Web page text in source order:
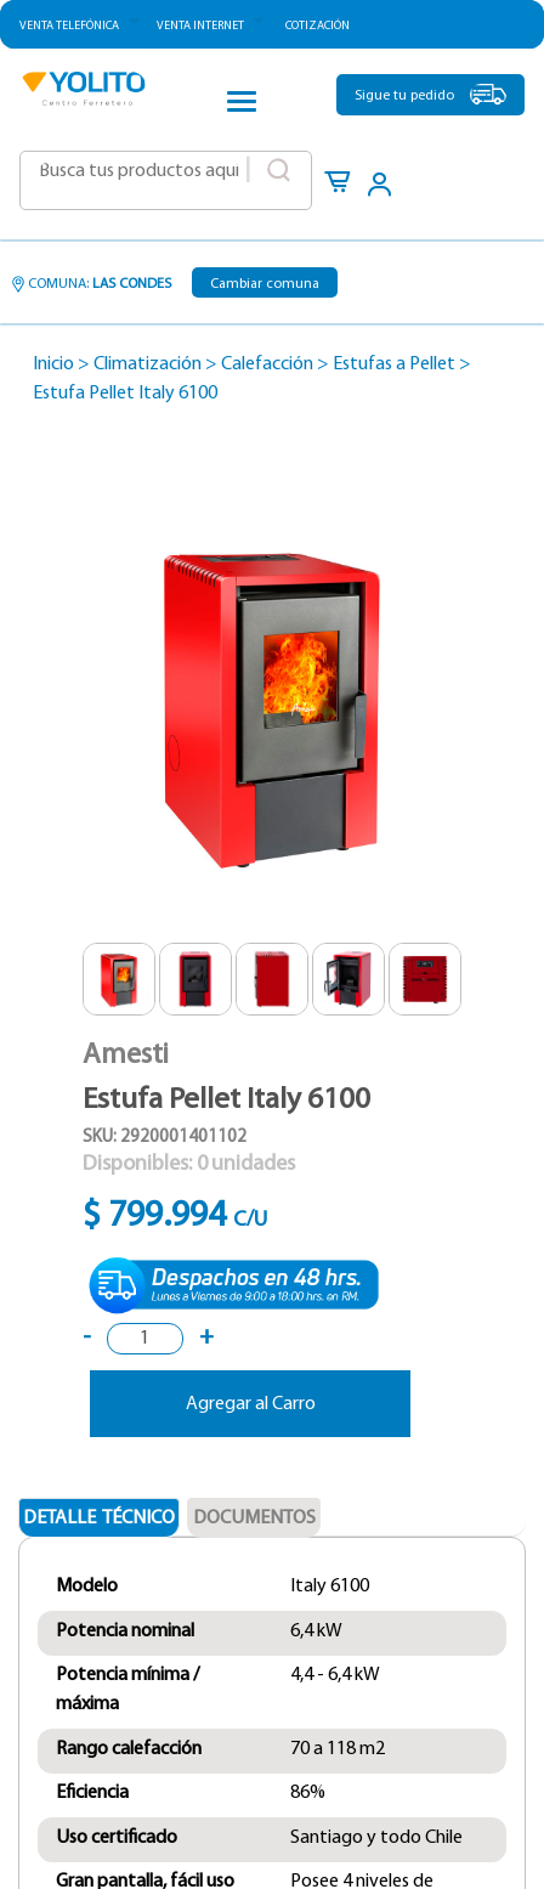
VENTA TELEFÓNICA VENTA INTERNET COTIZACIÓN
CATEGORÍAS
Sigue tu pedido
COMUNA: LAS CONDES Cambiar comuna
Inicio > Climatización > Calefacción > Estufas a Pellet >
Estufa Pellet Italy 6100
Amesti
Estufa Pellet Italy 6100
SKU: 2920001401102
Disponibles: 0unidades
$ 799.994 C/U
- +
Agregar al Carro
DETALLE TÉCNICO DOCUMENTOS
Modelo Italy 6100
Potencia nominal 6,4 kW
Potencia mínima /
máxima
4,4 - 6,4 kW
Rango calefacción 70 a 118 m2
Eficiencia 86%
Uso certificado Santiago y todo Chile
Gran pantalla, fácil uso
Posee 4 niveles de